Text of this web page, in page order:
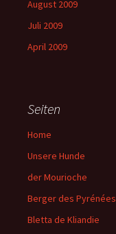
August 2009
Juli 2009
April 2009
Seiten
Home
Unsere Hunde
der Mourioche
Berger des Pyrénées
Bletta de Kliandie